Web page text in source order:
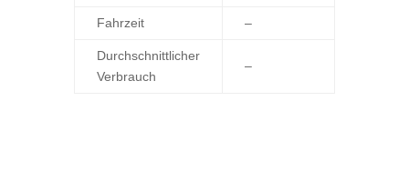
Fahrzeit –
Durchschnittlicher
Verbrauch
–